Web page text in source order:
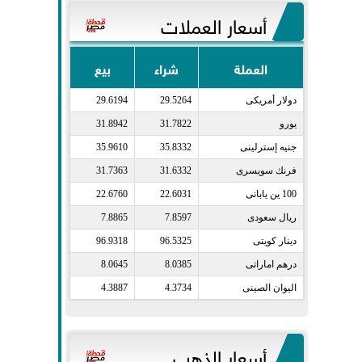
أسعار العملات
العملة شراء بيع
دولار أمريكى​ 29.5264
29.6194
يورو​ 31.7822
31.8942
جنيه إسترلينى​ 35.8332
35.9610
فرنك سويسرى​ 31.6332
31.7363
100 ين يابانى​ 22.6031
22.6760
ريال سعودى​ 7.8597
7.8865
دينار كويتى​ 96.5325
96.9318
درهم اماراتى​ 8.0385
8.0645
اليوان الصينى​ 4.3734
4.3887
أسعار الذهب